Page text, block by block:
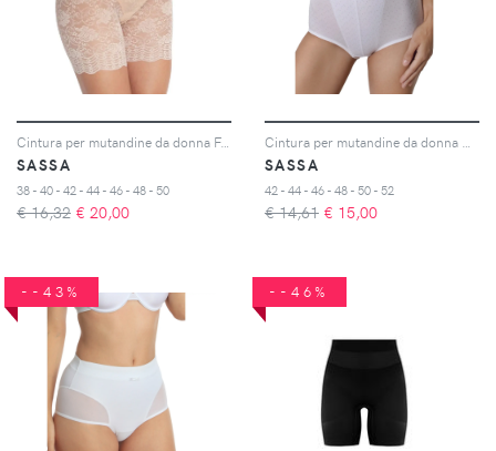
Cintura per mutandine da donna Functional Lace
SASSA
38 - 40 - 42 - 44 - 46 - 48 - 50
€ 16,32 € 20,00
Cintura per mutandine da donna Dot Jacquard
SASSA
42 - 44 - 46 - 48 - 50 - 52
€ 14,61 € 15,00
--43% --46%